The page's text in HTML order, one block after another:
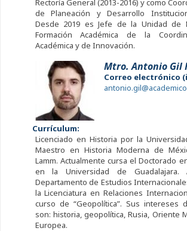
Rectoría General (2013-2016) y como
de Planeación y Desarrollo
Desde 2019 es Jefe de la Unidad de
Formación Académica de la
Académica y de Innovación.
Mtro. Antonio Gil
Correo electrónico
Currículum:
Licenciado en Historia por la
Maestro en Historia Moderna de
Lamm. Actualmente cursa el Doctorado
en la Universidad de Guadalajara.
Departamento de Estudios
la Licenciatura en Relaciones
curso de “Geopolítica”. Sus intereses
son: historia, geopolítica, Rusia, Oriente
Europea.